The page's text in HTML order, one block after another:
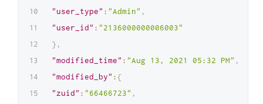
"user_type" : "Admin" ,
"user_id" : "2136000000006003"
} ,
"modified_time" : "Aug 13, 2021 05:32 PM" ,
"modified_by" : {
"zuid" : "66466723" ,